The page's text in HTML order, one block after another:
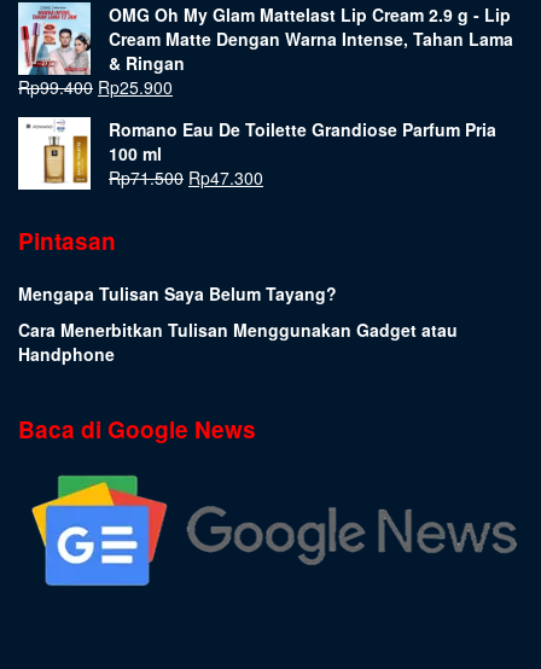
OMG Oh My Glam Mattelast Lip Cream 2.9 g - Lip
Cream Matte Dengan Warna Intense, Tahan Lama
& Ringan
Rp99.400 Rp25.900
Romano Eau De Toilette Grandiose Parfum Pria
100 ml
Rp71.500 Rp47.300
Pintasan
Mengapa Tulisan Saya Belum Tayang?
Cara Menerbitkan Tulisan Menggunakan Gadget atau
Handphone
Baca di Google News